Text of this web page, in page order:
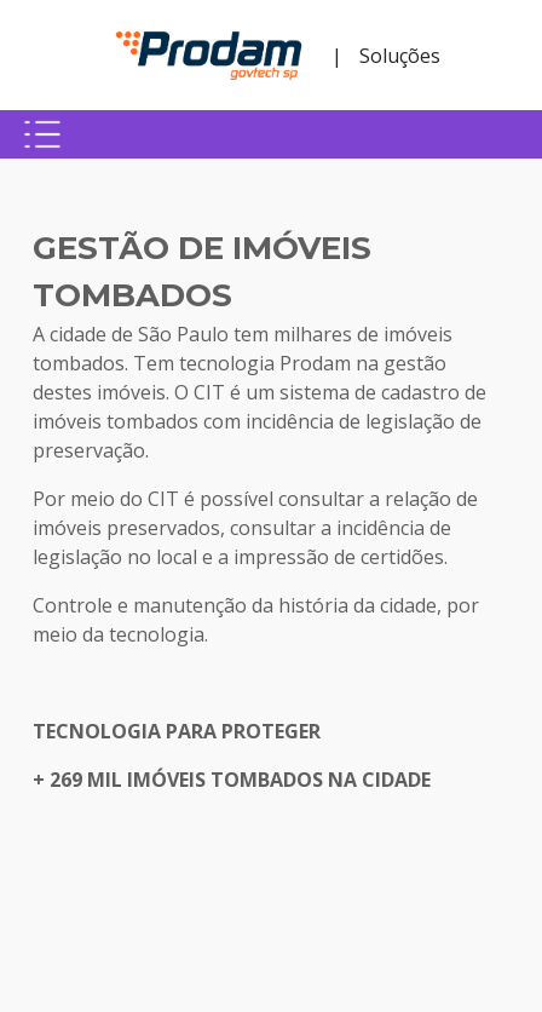
Pular para o Conteúdo principal
|
Soluções
GESTÃO DE IMÓVEIS
TOMBADOS
A cidade de São Paulo tem milhares de imóveis
tombados. Tem tecnologia Prodam na gestão
destes imóveis. O CIT é um sistema de cadastro de
imóveis tombados com incidência de legislação de
preservação.
Por meio do CIT é possível consultar a relação de
imóveis preservados, consultar a incidência de
legislação no local e a impressão de certidões.
Controle e manutenção da história da cidade, por
meio da tecnologia.
TECNOLOGIA PARA PROTEGER
+ 269 MIL IMÓVEIS TOMBADOS NA CIDADE